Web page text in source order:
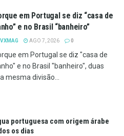
em Portugal se diz “casa de
e no Brasil “banheiro”
VXMAG AGO 7, 2026 0
em Portugal se diz "casa de
e no Brasil "banheiro", duas
divisão...
portuguesa com origem árabe
os dias